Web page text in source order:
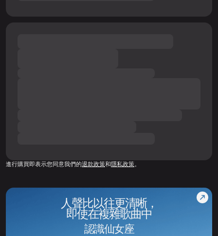
進行購買即表示您同意我們的退款政策和隱私政策。
人聲比以往更清晰，
即使在複雜歌曲中
認識仙女座